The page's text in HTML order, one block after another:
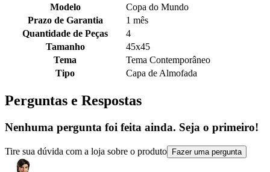
Modelo
Copa do Mundo
Prazo de Garantia
1 mês
Quantidade de Peças
4
Tamanho
45x45
Tema
Tema Contemporâneo
Tipo
Capa de Almofada
Perguntas e Respostas
Nenhuma pergunta foi feita ainda. Seja o primeiro!
Tire sua dúvida com a loja sobre o produto Fazer uma pergunta